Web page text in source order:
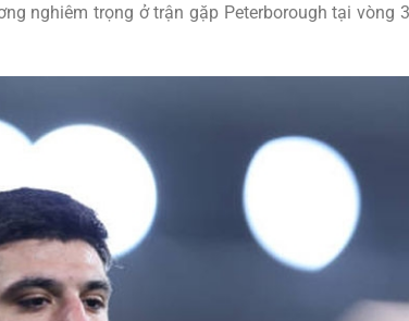
nghiêm trọng ở trận gặp Peterborough tại vòng